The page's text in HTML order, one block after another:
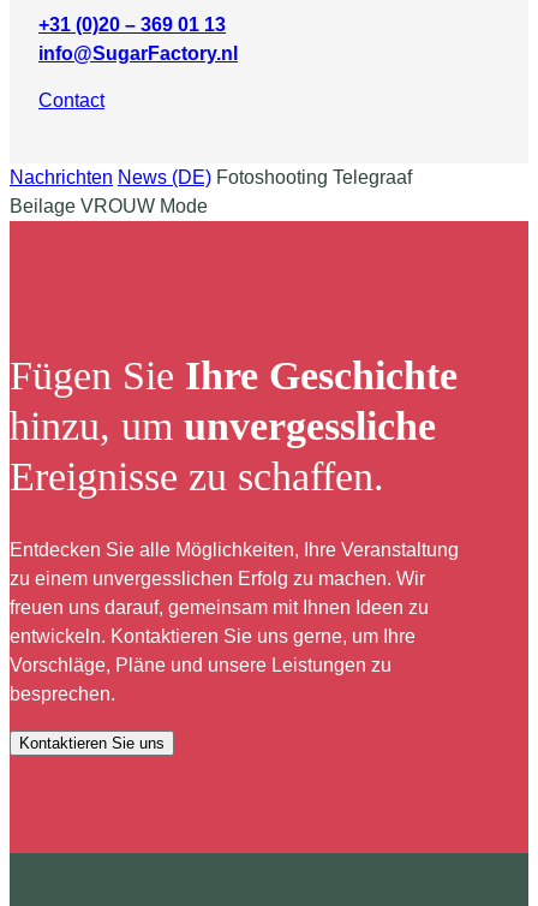
+31 (0)20 – 369 01 13
info@SugarFactory.nl
Contact
Nachrichten News (DE) Fotoshooting Telegraaf
Beilage VROUW Mode
Fügen Sie Ihre Geschichte
hinzu, um unvergessliche
Ereignisse zu schaffen.
Entdecken Sie alle Möglichkeiten, Ihre Veranstaltung
zu einem unvergesslichen Erfolg zu machen. Wir
freuen uns darauf, gemeinsam mit Ihnen Ideen zu
entwickeln. Kontaktieren Sie uns gerne, um Ihre
Vorschläge, Pläne und unsere Leistungen zu
besprechen.
Kontaktieren Sie uns